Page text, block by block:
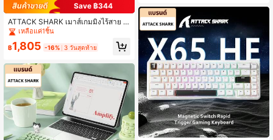
Save ฿344
ATTACK SHARK เมาส์เกมมิ่งไร้สาย X
11Ultra 8K, 42000 DPI-PAW3950 M
AX Sensor, 59ก. น้ำหนักเบาพิเศษ, ชิป
Nordic 54L15 MCU, มีสาย/บลูทูธ/2.4
เหลือแค่1ชิ้น
฿1,805 -16% 3 วันสุดท้าย
บการควบคุมความเร็วที่แม่นยำ เหมาะ
สำหรับการเล่นเกมและสำนักงาน